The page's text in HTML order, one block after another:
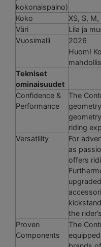
kokonaispaino)
Koko
XS, S, M,
Väri
Lila ja
Vuosimalli
2026
Huom!
Tekniset
ominaisuudet
Confidence &
Performance
The
riding
Versatility
For
as
offers
the
Proven
Components
The